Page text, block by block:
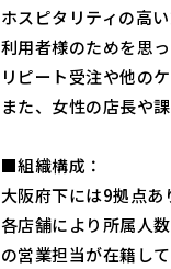
ホスピタリティの高
利用者様のためを思
リピート受注や他の
また、女性の店長や
■組織構成：
大阪府下には9拠点あ
各店舗により所属人
の営業担当が在籍して